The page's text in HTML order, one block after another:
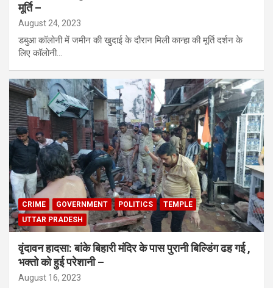
मूर्ति –
August 24, 2023
डबुआ कॉलोनी में जमीन की खुदाई के दौरान मिली कान्हा की मूर्ति दर्शन के
लिए कॉलोनी…
CRIME GOVERNMENT POLITICS
TEMPLE
UTTAR PRADESH
वृंदावन हादसा: बांके बिहारी मंदिर के पास पुरानी बिल्डिंग ढह गई ,
भक्तो को हुई परेशानी –
August 16, 2023